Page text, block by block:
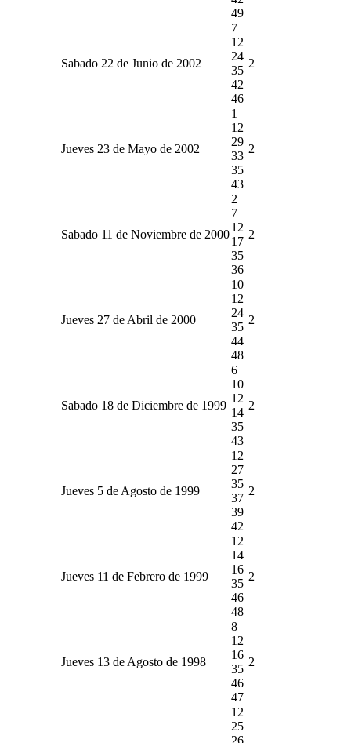
49
Sabado 22 de Junio de 2002
7
12
24
35
42
46
2
Jueves 23 de Mayo de 2002
1
12
29
33
35
43
2
Sabado 11 de Noviembre de 2000
2
7
12
17
35
36
2
Jueves 27 de Abril de 2000
10
12
24
35
44
48
2
Sabado 18 de Diciembre de 1999
6
10
12
14
35
43
2
Jueves 5 de Agosto de 1999
12
27
35
37
39
42
2
Jueves 11 de Febrero de 1999
12
14
16
35
46
48
2
Jueves 13 de Agosto de 1998
8
12
16
35
46
47
2
12
25
26